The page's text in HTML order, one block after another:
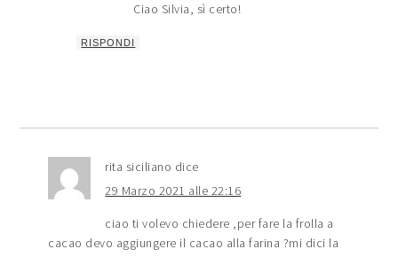
Ciao Silvia, sì certo!
RISPONDI
rita siciliano dice
29 Marzo 2021 alle 22:16
ciao ti volevo chiedere ,per fare la frolla a
cacao devo aggiungere il cacao alla farina ?mi dici la